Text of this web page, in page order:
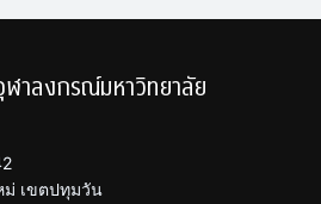
ฬาลงกรณ์มหาวิทยาลัย
เขตปทุมวัน